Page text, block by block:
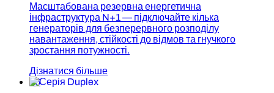
Масштабована резервна енергетична
інфраструктура N+1 — підключайте кілька
генераторів для безперервного розподілу
навантаження, стійкості до відмов та гнучкого
зростання потужності.
Дізнатися більше
06